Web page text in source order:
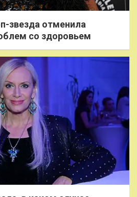
звезда отменила
со здоровьем